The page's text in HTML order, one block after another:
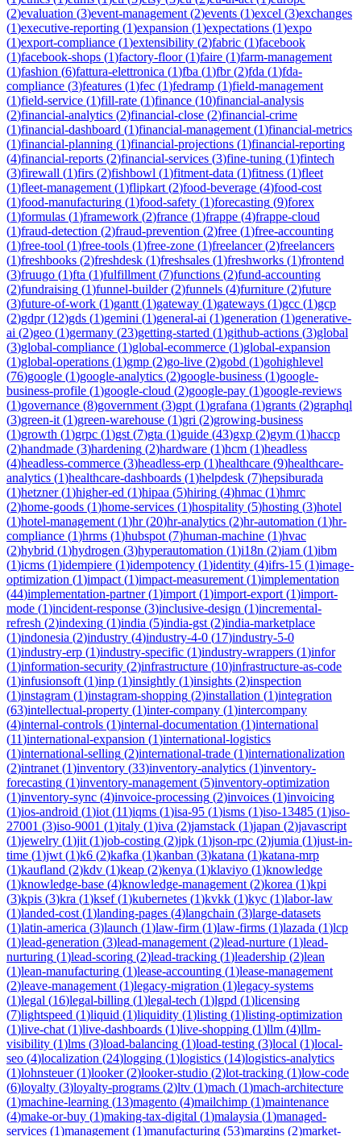
(2)evaluation (3)event-management (2)events (1)excel (3)exchanges
(1)executive-reporting (1)expansion (1)expectations (1)expo
(1)export-compliance (1)extensibility (2)fabric (1)facebook
(1)facebook-shops (1)factory-floor(1)faire (1)farm-management
(1)fashion (6)fattura-elettronica (1)fba (1)fbr(2)fda (1)fda-
compliance (3)features (1)fec (1)fedramp (1)field-management
(1)field-service (1)fill-rate (1)finance (10)financial-analysis
(2)financial-analytics (2)financial-close (2)financial-crime
(1)financial-dashboard (1)financial-management (1)financial-metrics
(1)financial-planning (1)financial-projections (1)financial-reporting
(4)financial-reports (2)financial-services (3)fine-tuning (1)fintech
(3)firewall (1)firs (2)fishbowl (1)fitment-data (1)fitness (1)fleet
(1)fleet-management (1)flipkart (2)food-beverage (4)food-cost
(1)food-manufacturing (1)food-safety (1)forecasting (9)forex
(1)formulas (1)framework (2)france (1)frappe (4)frappe-cloud
(1)fraud-detection (2)fraud-prevention (2)free (1)free-accounting
(1)free-tool (1)free-tools (1)free-zone (1)freelancer(2)freelancers
(1)freshbooks (2)freshdesk (1)freshsales (1)freshworks (1)frontend
(3)fruugo (1)fta (1)fulfillment (7)functions (2)fund-accounting
(2)fundraising (1)funnel-builder(2)funnels (4)furniture (2)future
(3)future-of-work (1)gantt (1)gateway (1)gateways (1)gcc (1)gcp
(2)gdpr(12)gds (1)gemini (1)general-ai (1)generation (1)generative-
ai (2)geo (1)germany (23)getting-started (1)github-actions (3)global
(3)global-compliance (1)global-ecommerce (1)global-expansion
(1)global-operations (1)gmp (2)go-live (2)gobd (1)gohighlevel
(76)google (1)google-analytics (2)google-business (1)google-
business-profile (1)google-cloud (2)google-pay (1)google-reviews
(1)governance (8)government (3)gpt (1)grafana (1)grants (2)graphql
(3)green-it (1)green-warehouse (1)gri (2)growing-business
(1)growth (1)grpc (1)gst (7)gta (1)guide (43)gxp (2)gym (1)haccp
(2)handmade (3)hardening (2)hardware (1)hcm (1)headless
(4)headless-commerce (3)headless-erp (1)healthcare (9)healthcare-
analytics (1)healthcare-dashboards (1)helpdesk (7)hepsiburada
(1)hetzner(1)higher-ed (1)hipaa (5)hiring (4)hmac (1)hmrc
(2)home-goods (1)home-services (1)hospitality (5)hosting (3)hotel
(1)hotel-management (1)hr(20)hr-analytics (2)hr-automation (1)hr-
compliance (1)hrms (1)hubspot (7)human-machine (1)hvac
(2)hybrid (1)hydrogen (3)hyperautomation (1)i18n (2)iam (1)ibm
(1)icms (1)idempiere (1)idempotency (1)identity (4)ifrs-15 (1)image-
optimization (1)impact (1)impact-measurement (1)implementation
(44)implementation-partner(1)import (1)import-export (1)import-
mode (1)incident-response (3)inclusive-design (1)incremental-
refresh (2)indexing (1)india (5)india-gst (2)india-marketplace
(1)indonesia (2)industry (4)industry-4-0 (17)industry-5-0
(1)industry-erp (1)industry-specific (1)industry-wrappers (1)infor
(1)information-security (2)infrastructure (10)infrastructure-as-code
(1)infusionsoft (1)inp (1)insightly (1)insights (2)inspection
(1)instagram (1)instagram-shopping (2)installation (1)integration
(63)intellectual-property (1)inter-company (1)intercompany
(4)internal-controls (1)internal-documentation (1)international
(11)international-expansion (1)international-logistics
(1)international-selling (2)international-trade (1)internationalization
(2)intranet (1)inventory (33)inventory-analytics (1)inventory-
forecasting (1)inventory-management (5)inventory-optimization
(1)inventory-sync (4)invoice-processing (2)invoices (1)invoicing
(1)ios-android (1)iot (11)iqms (1)isa-95 (1)isms (1)iso-13485 (1)iso-
27001 (3)iso-9001 (1)italy (1)iva (2)jamstack (1)japan (2)javascript
(1)jewelry (1)jit (1)job-costing (2)jpk (1)json-rpc (2)jumia (1)just-in-
time (1)jwt (1)k6 (2)kafka (1)kanban (3)katana (1)katana-mrp
(1)kaufland (2)kdv (1)keap (2)kenya (1)klaviyo (1)knowledge
(1)knowledge-base (4)knowledge-management (2)korea (1)kpi
(3)kpis (3)kra (1)ksef(1)kubernetes (1)kvkk (1)kyc (1)labor-law
(1)landed-cost (1)landing-pages (4)langchain (3)large-datasets
(1)latin-america (3)launch (1)law-firm (1)law-firms (1)lazada (1)lcp
(1)lead-generation (3)lead-management (2)lead-nurture (1)lead-
nurturing (1)lead-scoring (2)lead-tracking (1)leadership (2)lean
(1)lean-manufacturing (1)lease-accounting (1)lease-management
(2)leave-management (1)legacy-migration (1)legacy-systems
(1)legal (16)legal-billing (1)legal-tech (1)lgpd (1)licensing
(7)lightspeed (1)liquid (1)liquidity (1)listing (1)listing-optimization
(1)live-chat (1)live-dashboards (1)live-shopping (1)llm (4)llm-
visibility (1)lms (3)load-balancing (1)load-testing (3)local (1)local-
seo (4)localization (24)logging (1)logistics (14)logistics-analytics
(1)lohnsteuer(1)looker(2)looker-studio (2)lot-tracking (1)low-code
(6)loyalty (3)loyalty-programs (2)ltv (1)mach (1)mach-architecture
(1)machine-learning (13)magento (4)mailchimp (1)maintenance
(4)make-or-buy (1)making-tax-digital (1)malaysia (1)managed-
services (1)management (1)manufacturing (53)margins (2)market-